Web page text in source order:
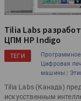
Tilia Labs
ЦПМ HP Indigo
ТЕГИ Программное
Цифровая
машины |
Tilia Labs (Канада)
искусственным